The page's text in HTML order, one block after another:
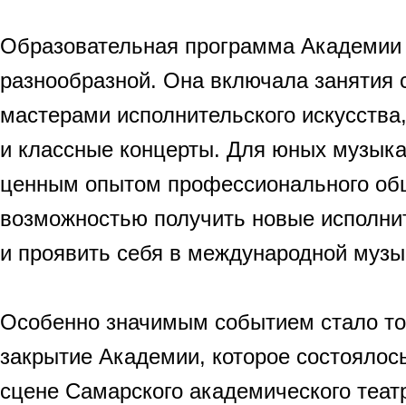
Образовательная программа
разнообразной. Она включала занятия
мастерами исполнительского
и классные концерты. Для юных
ценным опытом профессионального
возможностью получить новые
и проявить себя в международной
Особенно значимым событием стало
закрытие Академии, которое
сцене Самарского академического